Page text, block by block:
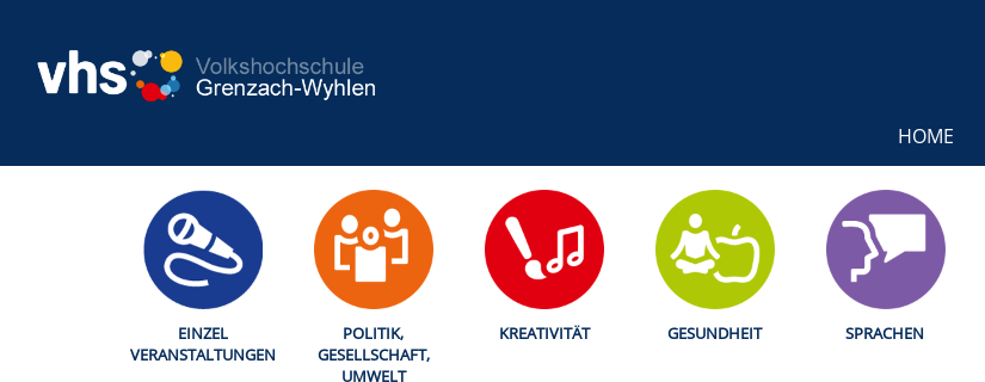
HOME
EINZEL
VERANSTALTUNGEN
POLITIK,
GESELLSCHAFT,
UMWELT
KREATIVITÄT GESUNDHEIT SPRACHEN